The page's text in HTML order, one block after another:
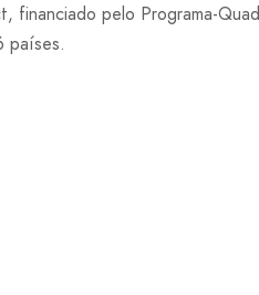
pelo Programa-
países.